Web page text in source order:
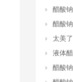
醋酸
太美
液体